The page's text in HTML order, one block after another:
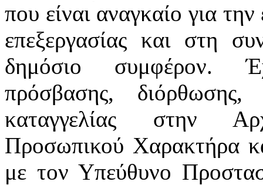
που είναι αναγκαίο για
επεξεργασίας και στη
δημόσιο συμφέρον.
πρόσβασης, διόρθωσης,
καταγγελίας στην
Προσωπικού Χαρακτήρα
με τον Υπεύθυνο